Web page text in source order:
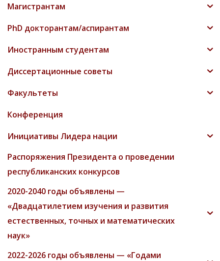
Магистрантам
PhD докторантам/аспирантам
Иностранным студентам
Диссертационные советы
Факультеты
Конференция
Инициативы Лидера нации
Распоряжения Президента о проведении
республиканских конкурсов
2020-2040 годы объявлены —
«Двадцатилетием изучения и развития
естественных, точных и математических
наук»
2022-2026 годы объявлены — «Годами